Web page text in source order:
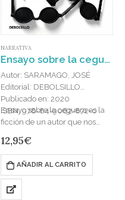
NARRATIVA
Ensayo sobre la ceguera
Autor: SARAMAGO, JOSÉ
Editorial: DEBOLSILLO
Publicado en: 2020
ISBN: 978-84-9062-872-0
Ensayo sobre la ceguera es la
ficción de un autor que nos
responsabilidad de tener ojos
cuando otros los perdieron»….
12,95€
AÑADIR AL CARRITO